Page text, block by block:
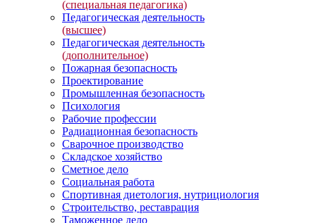
(специальная педагогика)
Педагогическая деятельность
(высшее)
Педагогическая деятельность
(дополнительное)
Пожарная безопасность
Проектирование
Промышленная безопасность
Психология
Рабочие профессии
Радиационная безопасность
Сварочное производство
Складское хозяйство
Сметное дело
Социальная работа
Спортивная диетология, нутрициология
Строительство, реставрация
Таможенное дело